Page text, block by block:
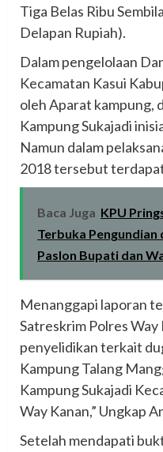
Tiga Belas Ribu
Delapan Rupiah).
Dalam pengelolaan
Kecamatan Kasui
oleh Aparat kampung,
Kampung Sukajadi
Namun dalam
2018 tersebut
Baca Juga KPU
Terbuka
Paslon Bupati dan
Menanggapi laporan
Satreskrim Polres Way
penyelidikan terkait
Kampung Talang
Kampung Sukajadi
Way Kanan,” Ungkap
Setelah mendapati